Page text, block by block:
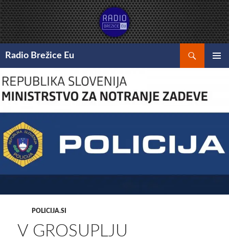
Preskoči
na
vsebino
Radio Brežice Eu
POLICIJA.SI
V GROSUPLJU